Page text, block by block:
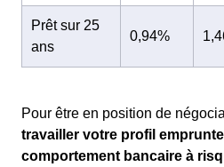
Prêt sur 25
ans
0,94%
Pour être en position de
travailler votre profil
comportement bancaire à